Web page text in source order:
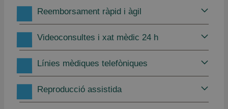
Reemborsament ràpid i àgil
Videoconsultes i xat mèdic 24 h
Línies mèdiques telefòniques
Reproducció assistida